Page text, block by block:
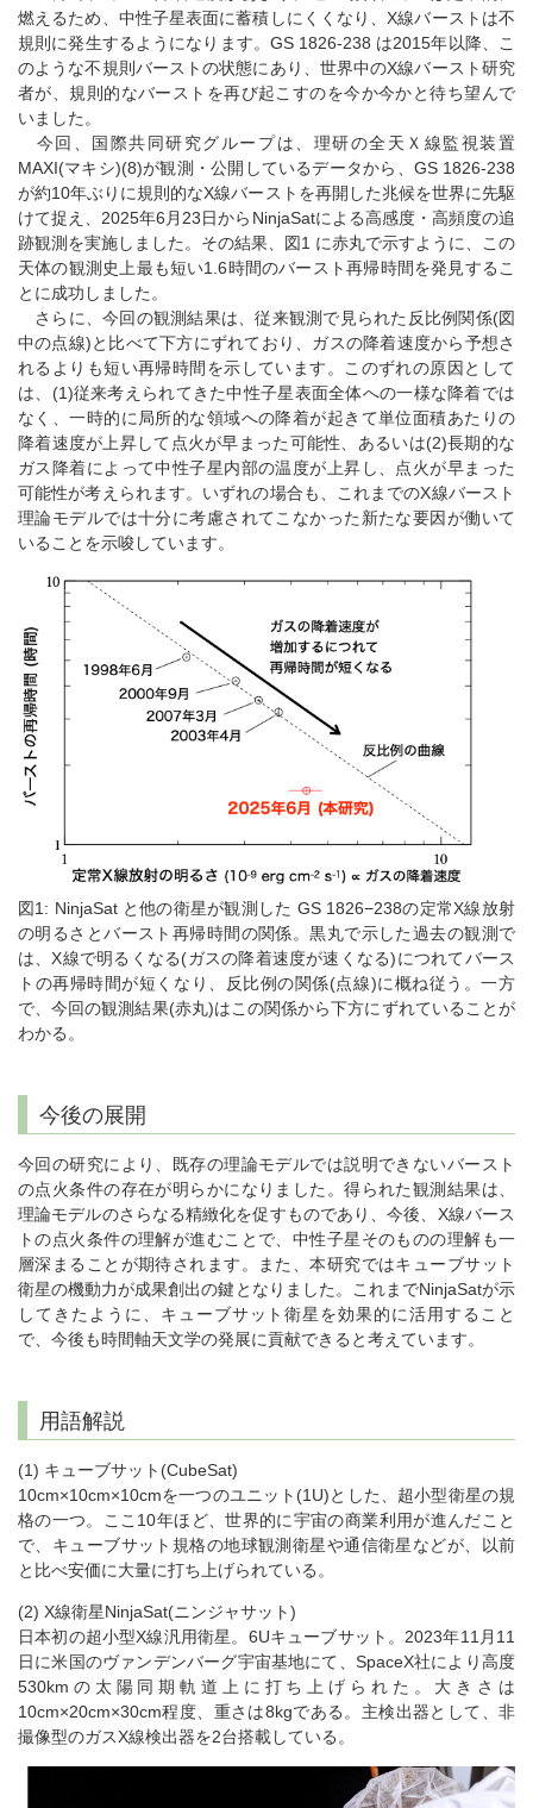
燃えるため、中性子星表面に蓄積しにくくなり、X線バーストは不
規則に発生するようになります。GS 1826-238 は2015年以降、こ
のような不規則バーストの状態にあり、世界中のX線バースト研究
者が、規則的なバーストを再び起こすのを今か今かと待ち望んで
いました。
今回、国際共同研究グループは、理研の全天Ｘ線監視装置
MAXI(マキシ)(8)が観測・公開しているデータから、GS 1826-238
が約10年ぶりに規則的なX線バーストを再開した兆候を世界に先駆
けて捉え、2025年6月23日からNinjaSatによる高感度・高頻度の追
跡観測を実施しました。その結果、図1 に赤丸で示すように、この
天体の観測史上最も短い1.6時間のバースト再帰時間を発見するこ
とに成功しました。
さらに、今回の観測結果は、従来観測で見られた反比例関係(図
中の点線)と比べて下方にずれており、ガスの降着速度から予想さ
れるよりも短い再帰時間を示しています。このずれの原因として
は、(1)従来考えられてきた中性子星表面全体への一様な降着では
なく、一時的に局所的な領域への降着が起きて単位面積あたりの
降着速度が上昇して点火が早まった可能性、あるいは(2)長期的な
ガス降着によって中性子星内部の温度が上昇し、点火が早まった
可能性が考えられます。いずれの場合も、これまでのX線バースト
理論モデルでは十分に考慮されてこなかった新たな要因が働いて
いることを示唆しています。
図1: NinjaSat と他の衛星が観測した GS 1826−238の定常X線放射
の明るさとバースト再帰時間の関係。黒丸で示した過去の観測で
は、X線で明るくなる(ガスの降着速度が速くなる)につれてバース
トの再帰時間が短くなり、反比例の関係(点線)に概ね従う。一方
で、今回の観測結果(赤丸)はこの関係から下方にずれていることが
わかる。
今後の展開
今回の研究により、既存の理論モデルでは説明できないバースト
の点火条件の存在が明らかになりました。得られた観測結果は、
理論モデルのさらなる精緻化を促すものであり、今後、X線バース
トの点火条件の理解が進むことで、中性子星そのものの理解も一
層深まることが期待されます。また、本研究ではキューブサット
衛星の機動力が成果創出の鍵となりました。これまでNinjaSatが示
してきたように、キューブサット衛星を効果的に活用すること
で、今後も時間軸天文学の発展に貢献できると考えています。
用語解説
(1) キューブサット(CubeSat)
10cm×10cm×10cmを一つのユニット(1U)とした、超小型衛星の規
格の一つ。ここ10年ほど、世界的に宇宙の商業利用が進んだこと
で、キューブサット規格の地球観測衛星や通信衛星などが、以前
と比べ安価に大量に打ち上げられている。
(2) X線衛星NinjaSat(ニンジャサット)
日本初の超小型X線汎用衛星。6Uキューブサット。2023年11月11
日に米国のヴァンデンバーグ宇宙基地にて、SpaceX社により高度
530kmの太陽同期軌道上に打ち上げられた。大きさは
10cm×20cm×30cm程度、重さは8kgである。主検出器として、非
撮像型のガスX線検出器を2台搭載している。